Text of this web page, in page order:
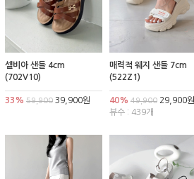
셀비아 샌들 4cm
(702V10)
33% 59,900 39,900원
매력적 웨지 샌들 7cm
(522Z1)
40% 49,90029,900원
뷰수 : 439개